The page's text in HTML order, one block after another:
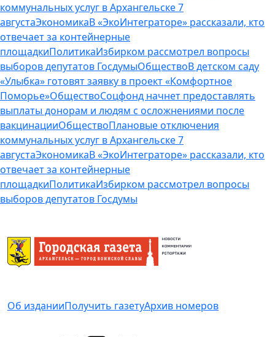
коммунальных услуг в Архангельске 7
августаЭкономикаВ «ЭкоИнтеграторе» рассказали, кто
отвечает за контейнерные
площадкиПолитикаИзбирком рассмотрел вопросы
выборов депутатов ГосдумыОбществоВ детском саду
«Улыбка» готовят заявку в проект «Комфортное
Поморье»ОбществоСоцфонд начнет предоставлять
выплаты донорам и людям с осложнениями после
вакцинацииОбществоПлановые отключения
коммунальных услуг в Архангельске 7
августаЭкономикаВ «ЭкоИнтеграторе» рассказали, кто
отвечает за контейнерные
площадкиПолитикаИзбирком рассмотрел вопросы
выборов депутатов Госдумы
Об изданииПолучить газетуАрхив номеров